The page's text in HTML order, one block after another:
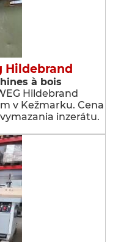
Hildebrand
à bois
Hildebrand
v Kežmarku. Cena
inzerátu.